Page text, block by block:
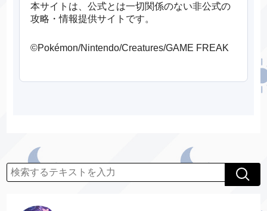
本サイトは、公式とは一切関係のない非公式の
攻略・情報提供サイトです。
©Pokémon/Nintendo/Creatures/GAME FREAK